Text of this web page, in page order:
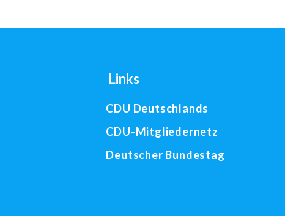
Links
CDU Deutschlands
CDU-Mitgliedernetz
Deutscher Bundestag